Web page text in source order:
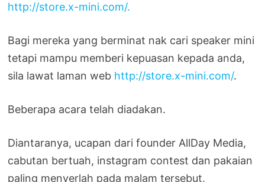
http://store.x-mini.com/.
Bagi mereka yang berminat nak cari speaker mini
tetapi mampu memberi kepuasan kepada anda,
sila lawat laman web http://store.x-mini.com/.
Beberapa acara telah diadakan.
Diantaranya, ucapan dari founder AllDay Media,
cabutan bertuah, instagram contest dan pakaian
paling menyerlah pada malam tersebut.